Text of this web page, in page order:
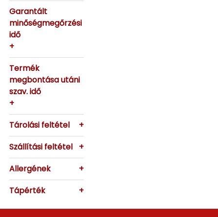
Garantált
minőségmegőrzési
idő
+
Termék
megbontása utáni
szav. idő
+
Tárolási feltétel
+
Szállítási feltétel
+
Allergének
+
Tápérték
+